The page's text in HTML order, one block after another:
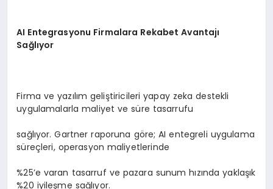
AI Entegrasyonu Firmalara Rekabet Avantajı
Sağlıyor
Firma ve yazılım geliştiricileri yapay zeka destekli
uygulamalarla maliyet ve süre tasarrufu
sağlıyor. Gartner raporuna göre; AI entegreli uygulama
süreçleri, operasyon maliyetlerinde
%25’e varan tasarruf ve pazara sunum hızında yaklaşık
%20 iyileşme sağlıyor.